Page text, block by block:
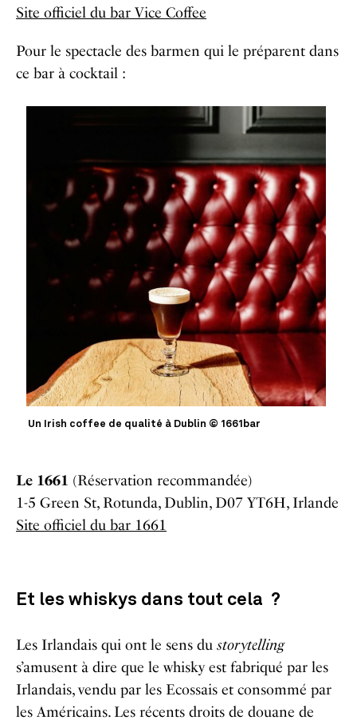
Site officiel du bar Vice Coffee
Pour le spectacle des barmen qui le préparent dans
ce bar à cocktail :
Un Irish coffee de qualité à Dublin © 1661bar
Le 1661 (Réservation recommandée)
1-5 Green St, Rotunda, Dublin, D07 YT6H, Irlande
Site officiel du bar 1661
Et les whiskys dans tout cela ?
Les Irlandais qui ont le sens du storytelling
s’amusent à dire que le whisky est fabriqué par les
Irlandais, vendu par les Ecossais et consommé par
les Américains. Les récents droits de douane de